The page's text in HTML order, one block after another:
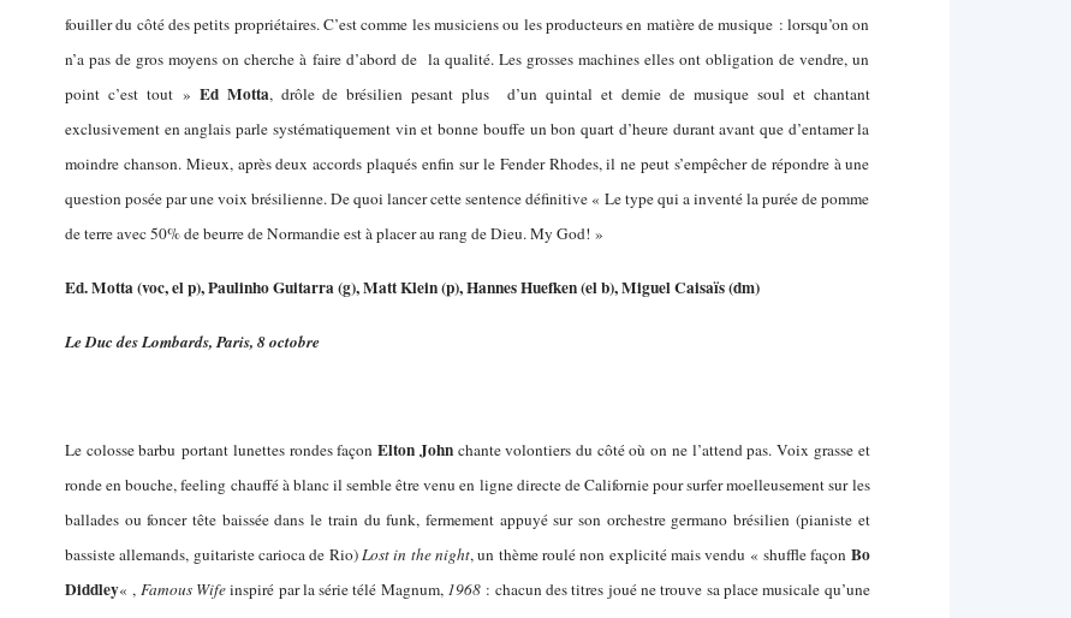
fouiller du côté des petits propriétaires. C’est comme les musiciens ou les producteurs en matière de musique : lorsqu’on on
n’a pas de gros moyens on cherche à faire d’abord de la qualité. Les grosses machines elles ont obligation de vendre, un
point c’est tout » Ed Motta, drôle de brésilien pesant plus d’un quintal et demie de musique soul et chantant
exclusivement en anglais parle systématiquement vin et bonne bouffe un bon quart d’heure durant avant que d’entamer la
moindre chanson. Mieux, après deux accords plaqués enfin sur le Fender Rhodes, il ne peut s’empêcher de répondre à une
question posée par une voix brésilienne. De quoi lancer cette sentence définitive « Le type qui a inventé la purée de pomme
de terre avec 50% de beurre de Normandie est à placer au rang de Dieu.My God! »
Ed. Motta (voc, el p), Paulinho Guitarra (g), Matt Klein (p), Hannes Huefken (el b), Miguel Caisaïs (dm)
Le Duc des Lombards, Paris, 8 octobre
Le colosse barbu portant lunettes rondes façonElton Johnchante volontiers du côté où on ne l’attend pas. Voix grasse et
ronde en bouche, feeling chauffé à blanc il semble être venu en ligne directe de Californie pour surfer moelleusement sur les
ballades ou foncer tête baissée dans le train du funk, fermement appuyé sur son orchestre germano brésilien (pianiste et
bassiste allemands, guitariste carioca de Rio)Lost in the night, un thème roulé non explicité mais vendu « shuffle façon Bo
Diddley« , Famous Wifeinspiré par la série télé Magnum, 1968 : chacun des titres joué ne trouve sa place musicale qu’une